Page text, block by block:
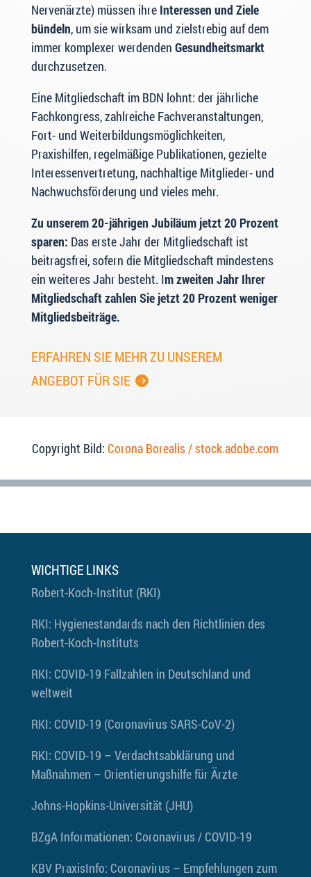
Nervenärzte) müssen ihre Interessen und Ziele
bündeln, um sie wirksam und zielstrebig auf dem
immer komplexer werdenden Gesundheitsmarkt
durchzusetzen.
Eine Mitgliedschaft im BDN lohnt: der jährliche
Fachkongress, zahlreiche Fachveranstaltungen,
Fort- und Weiterbildungsmöglichkeiten,
Praxishilfen, regelmäßige Publikationen, gezielte
Interessenvertretung, nachhaltige Mitglieder- und
Nachwuchsförderung und vieles mehr.
Zu unserem 20-jährigen Jubiläum jetzt 20 Prozent
sparen: Das erste Jahr der Mitgliedschaft ist
beitragsfrei, sofern die Mitgliedschaft mindestens
ein weiteres Jahr besteht. Im zweiten Jahr Ihrer
Mitgliedschaft zahlen Sie jetzt 20 Prozent weniger
Mitgliedsbeiträge.
ERFAHREN SIE MEHR ZU UNSEREM
ANGEBOT FÜR SIE
Copyright Bild:Corona Borealis / stock.adobe.com
WICHTIGE LINKS
Robert-Koch-Institut (RKI)
RKI: Hygienestandards nach den Richtlinien des
Robert-Koch-Instituts
RKI: COVID-19 Fallzahlen in Deutschland und
weltweit
RKI: COVID-19 (Coronavirus SARS-CoV-2)
RKI: COVID-19 – Verdachtsabklärung und
Maßnahmen – Orientierungshilfe für Ärzte
Johns-Hopkins-Universität (JHU)
BZgAInformationen: Coronavirus / COVID-19
KBV PraxisInfo: Coronavirus – Empfehlungen zum